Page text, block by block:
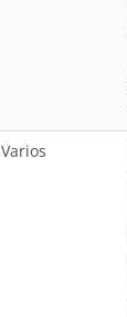
Varios